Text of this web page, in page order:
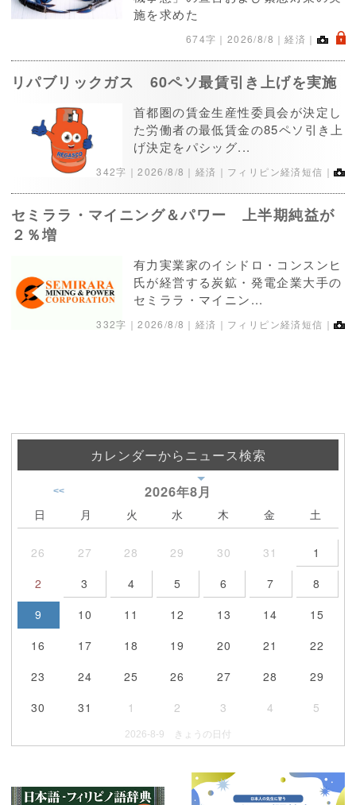
施を求めた
674字｜ 2026/8/8 ｜経済｜ .
リパブリックガス 60ペソ最賃引き上げを実施
首都圏の賃金生産性委員会が決定し
た労働者の最低賃金の85ペソ引き上
げ決定をパシッグ...
342字｜2026/8/8 ｜経済｜フィリピン経済短信｜
セミララ・マイニング＆パワー 上半期純益が
２％増
有力実業家のイシドロ・コンスンヒ
氏が経営する炭鉱・発電企業大手の
セミララ・マイニン...
332字｜2026/8/8 ｜経済｜フィリピン経済短信｜
カレンダーからニュース検索
2026年8月
<<
日 月 火 水 木 金 土
26 27 28 29 30 31
1
2
3 4 5 6 7
8
9
10 11 12 13 14
15
16
17 18 19 20 21
22
23
24 25 26 27 28
29
30
31 1 2 3 4 5
2026-8-9 きょうの日付